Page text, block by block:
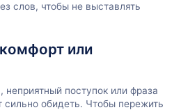
слов, чтобы не выставлять
или
поступок или фраза
сильно обидеть. Чтобы пережить